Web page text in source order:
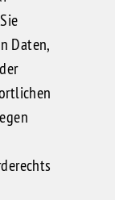
Daten,